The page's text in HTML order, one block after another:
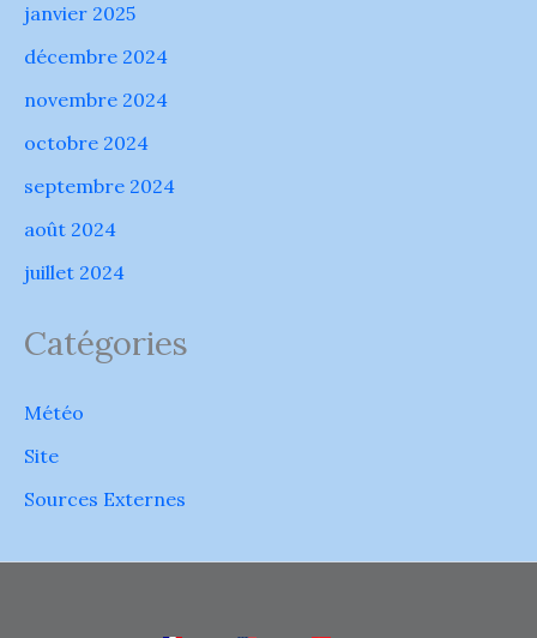
janvier 2025
décembre 2024
novembre 2024
octobre 2024
septembre 2024
août 2024
juillet 2024
Catégories
Météo
Site
Sources Externes